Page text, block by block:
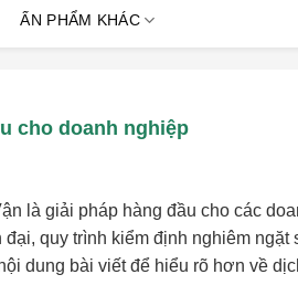
ẤN PHẨM KHÁC
cho doanh nghiệp
là giải pháp hàng đầu cho các
quy trình kiểm định nghiêm ngặt
dung bài viết để hiểu rõ hơn về